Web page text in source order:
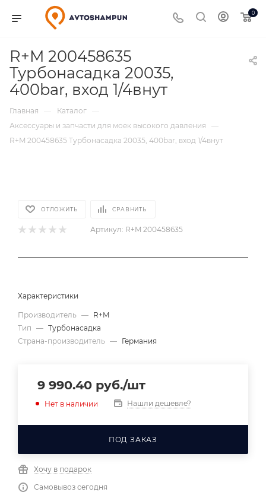
0
R+M 200458635
Турбонасадка 20035,
400bar, вход 1/4внут
Главная — Каталог —
Аксессуары и запчасти для моек высокого давления
—
R+M 200458635 Турбонасадка 20035, 400bar, вход 1/4внут
ОТЛОЖИТЬ СРАВНИТЬ
Артикул: R+M 200458635
Характеристики
Производитель — R+M
Тип — Турбонасадка
Страна-производитель — Германия
9 990.40 руб./шт
Нет в наличии Нашли дешевле?
ПОД ЗАКАЗ
Хочу в подарок
Самовывоз сегодня